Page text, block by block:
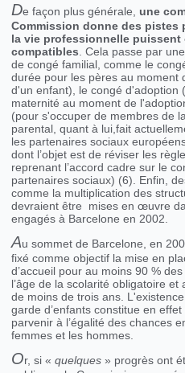
De façon plus générale, une
Commission donne des pistes
la vie professionnelle puissent
compatibles. Cela passe par
de congé familial, comme le
durée pour les pères au moment
d'un enfant), le congé d'adoption
maternité au moment de
(pour s'occuper de membres de
parental, quant à lui,fait
les partenaires sociaux
dont l’objet est de réviser les
reprenant l’accord cadre sur le
partenaires sociaux) (6). Enfin,
comme la multiplication des
devraient être mises en œuvre
engagés à Barcelone en 2002.
Au sommet de Barcelone, en
fixé comme objectif la mise en
d’accueil pour au moins 90 %
l’âge de la scolarité obligatoire
de moins de trois ans.
garde d’enfants constitue en
parvenir à l’égalité des chances
femmes et les hommes.
Or, si «quelques» progrès ont